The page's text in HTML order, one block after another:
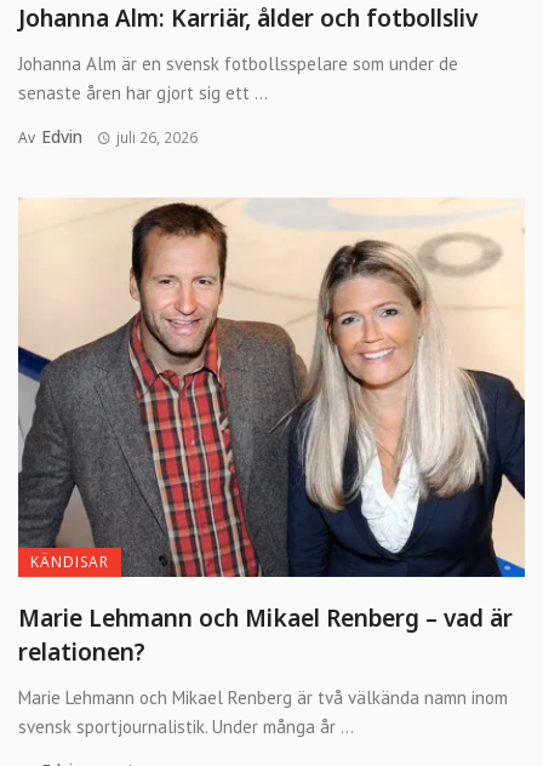
Johanna Alm: Karriär, ålder och fotbollsliv
Johanna Alm är en svensk fotbollsspelare som under de
senaste åren har gjort sig ett ...
Av Edvin juli 26, 2026
KÄNDISAR
Marie Lehmann och Mikael Renberg – vad är
relationen?
Marie Lehmann och Mikael Renberg är två välkända namn inom
svensk sportjournalistik. Under många år ...